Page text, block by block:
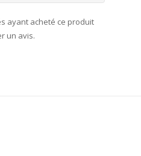
ayant acheté ce produit
un avis.